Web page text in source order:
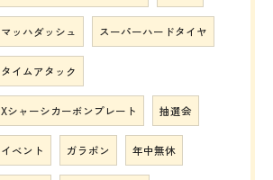
マッハダッシュ スーパーハードタイヤ
タイムアタック
Xシャーシカーボンプレート 抽選会
イベント ガラポン 年中無休